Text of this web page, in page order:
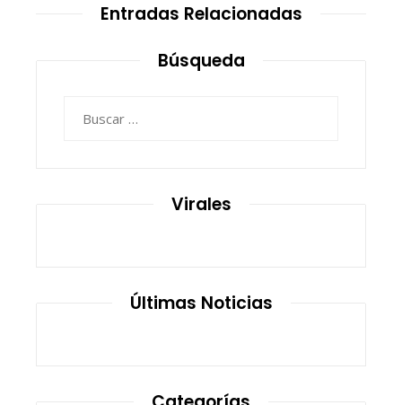
Entradas Relacionadas
Búsqueda
Virales
Últimas Noticias